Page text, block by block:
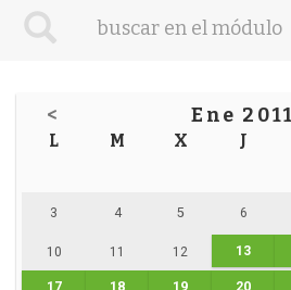
< Ene 2011
L M X J
3 4 5 6
10 11 12 13
17 18 19 20